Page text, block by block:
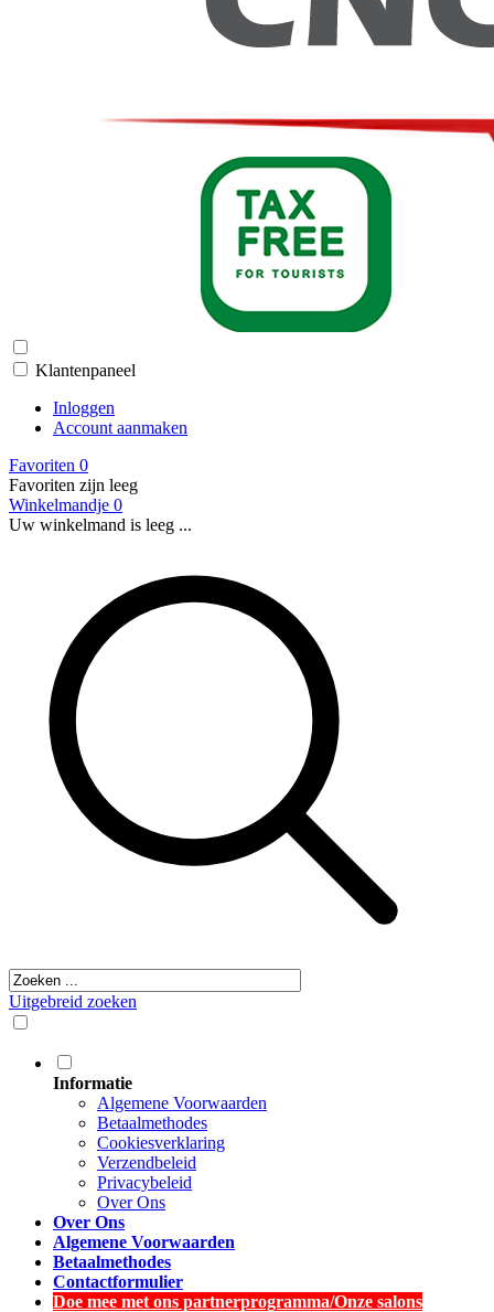
Klantenpaneel
Inloggen
Account aanmaken
Favoriten 0
Favoriten zijn leeg
Winkelmandje 0
Uw winkelmand is leeg ...
Uitgebreid zoeken
Informatie
Algemene Voorwaarden
Betaalmethodes
Cookiesverklaring
Verzendbeleid
Privacybeleid
Over Ons
Over Ons
Algemene Voorwaarden
Betaalmethodes
Contactformulier
Doe mee met ons partnerprogramma/Onze salons